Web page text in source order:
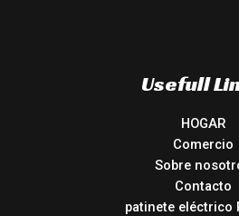
Usefull
HOGAR
Comercio
Sobre
Contacto
patinete eléctrico